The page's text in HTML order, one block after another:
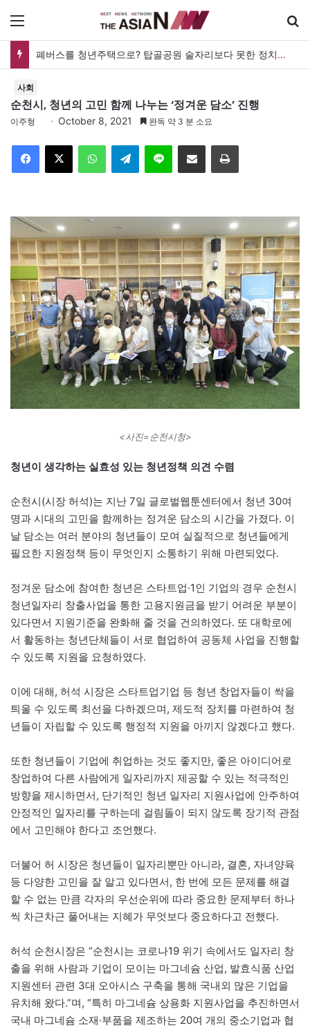
폐버스를 청년주택으로? 탑골공원 술자리보다 못한 정치의 상상력
사회
순천시, 청년의 고민 함께 나누는 ‘정겨운 담소’ 진행
이주형 October 8, 2021 완독 약 3 분 소요
Telegram 이메일
<사진=순천시청>
청년이 생각하는 실효성 있는 청년정책 의견 수렴
순천시(시장 허석)는 지난 7일 글로벌웹툰센터에서 청년 30여
명과 시대의 고민을 함께하는 정겨운 담소의 시간을 가졌다. 이
날 담소는 여러 분야의 청년들이 모여 실질적으로 청년들에게
필요한 지원정책 등이 무엇인지 소통하기 위해 마련되었다.
정겨운 담소에 참여한 청년은 스타트업·1인 기업의 경우 순천시
청년일자리 창출사업을 통한 고용지원금을 받기 어려운 부분이
있다면서 지원기준을 완화해 줄 것을 건의하였다. 또 대학로에
서 활동하는 청년단체들이 서로 협업하여 공동체 사업을 진행할
수 있도록 지원을 요청하였다.
이에 대해, 허석 시장은 스타트업기업 등 청년 창업자들이 싹을
틔울 수 있도록 최선을 다하겠으며, 제도적 장치를 마련하여 청
년들이 자립할 수 있도록 행정적 지원을 아끼지 않겠다고 했다.
또한 청년들이 기업에 취업하는 것도 좋지만, 좋은 아이디어로
창업하여 다른 사람에게 일자리까지 제공할 수 있는 적극적인
방향을 제시하면서, 단기적인 청년 일자리 지원사업에 안주하여
안정적인 일자리를 구하는데 걸림돌이 되지 않도록 장기적 관점
에서 고민해야 한다고 조언했다.
더불어 허 시장은 청년들이 일자리뿐만 아니라, 결혼, 자녀양육
등 다양한 고민을 잘 알고 있다면서, 한 번에 모든 문제를 해결
할 수 없는 만큼 각자의 우선순위에 따라 중요한 문제부터 하나
씩 차근차근 풀어내는 지혜가 무엇보다 중요하다고 전했다.
허석 순천시장은 “순천시는 코로나19 위기 속에서도 일자리 창
출을 위해 사람과 기업이 모이는 마그네슘 산업, 발효식품 산업
지원센터 관련 3대 오아시스 구축을 통해 국내외 많은 기업을
유치해 왔다.”며, “특히 마그네슘 상용화 지원사업을 추진하면서
국내 마그네슘 소재·부품을 제조하는 20여 개의 중소기업과 협